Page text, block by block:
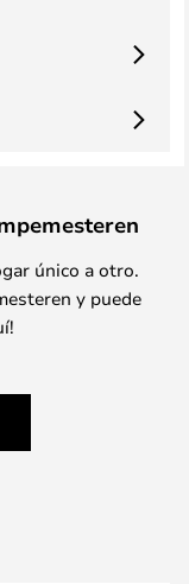
único a otro.
y puede